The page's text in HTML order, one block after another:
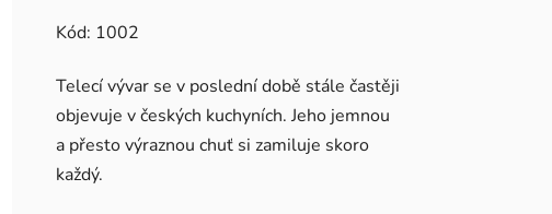
Kód: 1002
Telecí vývar se v poslední době stále častěji
objevuje v českých kuchyních. Jeho jemnou
a přesto výraznou chuť si zamiluje skoro
každý.